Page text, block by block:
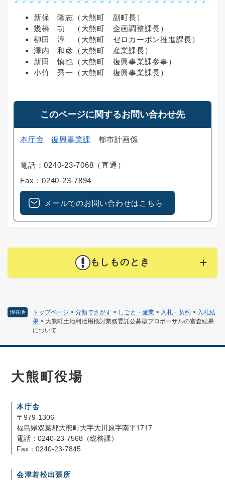
現在地 トップページ > 分類でさがす > しごと・産業 > 入札・契約 > 入札結
果 > 大熊町土地利活用検討業務委託公募型プロポーザルの審査結果
について
新保 隆志（大熊町 副町長）
幾橋 功 （大熊町 企画調整課長）
柳田 淳 （大熊町 ゼロカーボン推進課長）
澤内 和彦（大熊町 産業課長）
新田 慎也（大熊町 復興事業課参事）
小竹 秀一（大熊町 復興事業課長）
このページに関するお問い合わせ先
本庁舎 復興事業課 都市計画係
電話：0240-23-7068（直通）
Fax：0240-23-7894
メールでのお問い合わせはこちら
もしものとき
大熊町役場
本庁舎
〒979-1306
福島県双葉郡大熊町大字大川原字南平1717
電話：0240-23-7568（総務課）
Fax：0240-23-7845
会津若松出張所